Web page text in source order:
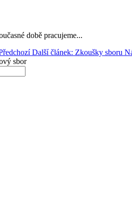
době pracujeme...
Další článek: Zkoušky sboru
sbor